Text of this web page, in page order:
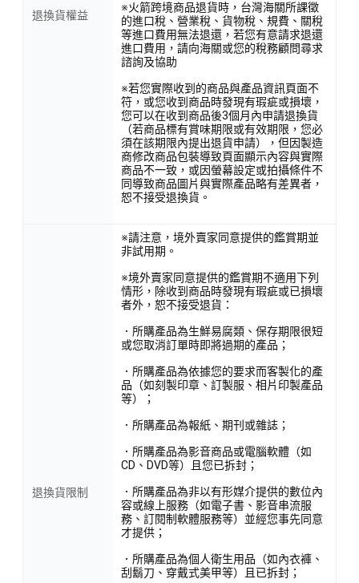
退換貨權益
※火箭跨境商品退貨時，台灣海關所課徵
的進口稅、營業稅、貨物稅、規費、關稅
等進口費用無法退還，若您有意請求退還
進口費用，請向海關或您的稅務顧問尋求
諮詢及協助
※若您實際收到的商品與產品資訊頁面不
符，或您收到商品時發現有瑕疵或損壞，
您可以在收到商品後3個月內申請退換貨
（若商品標有賞味期限或有效期限，您必
須在該期限內提出退貨申請），但因製造
商修改商品包裝導致頁面顯示內容與實際
商品不一致，或因螢幕設定或拍攝條件不
同導致商品圖片與實際產品略有差異者，
恕不接受退換貨。
退換貨限制
※請注意，境外賣家同意提供的鑑賞期並
非試用期。
※境外賣家同意提供的鑑賞期不適用下列
情形，除收到商品時發現有瑕疵或已損壞
者外，恕不接受退貨：
．所購產品為生鮮易腐類、保存期限很短
或您取消訂單時即將過期的產品；
．所購產品為依據您的要求而客製化的產
品（如刻製印章、訂製服、相片印製產品
等）；
．所購產品為報紙、期刊或雜誌；
．所購產品為影音商品或電腦軟體（如
CD、DVD等）且您已拆封；
．所購產品為非以有形媒介提供的數位內
容或線上服務（如電子書、影音串流服
務、訂閱制軟體服務等）並經您事先同意
才提供；
．所購產品為個人衛生用品（如內衣褲、
刮鬍刀、穿戴式美甲等）且已拆封；